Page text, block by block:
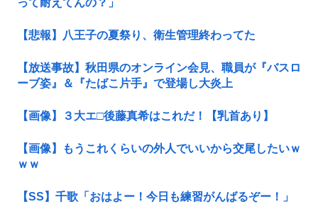
【悲報】八王子の夏祭り、衛生管理終わってた
【放送事故】秋田県のオンライン会見、職員が『バスロ
ーブ姿』＆『たばこ片手』で登場し大炎上
【画像】３大エ□後藤真希はこれだ！【乳首あり】
【画像】もうこれくらいの外人でいいから交尾したいｗ
ｗｗ
【SS】千歌「おはよー！今日も練習がんばるぞー！」